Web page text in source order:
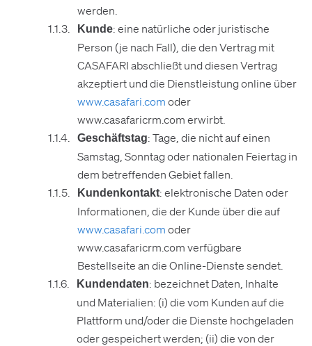
werden.
Kunde: eine natürliche oder juristische
Person (je nach Fall), die den Vertrag mit
CASAFARI abschließt und diesen Vertrag
akzeptiert und die Dienstleistung online über
www.casafari.comoder
www.casafaricrm.com erwirbt.
Geschäftstag: Tage, die nicht auf einen
Samstag, Sonntag oder nationalen Feiertag in
dem betreffenden Gebiet fallen.
Kundenkontakt: elektronische Daten oder
Informationen, die der Kunde über die auf
www.casafari.comoder
www.casafaricrm.com verfügbare
Bestellseite an die Online-Dienste sendet.
Kundendaten: bezeichnet Daten, Inhalte
und Materialien: (i) die vom Kunden auf die
Plattform und/oder die Dienste hochgeladen
oder gespeichert werden; (ii) die von der